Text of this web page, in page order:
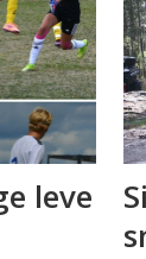
leve